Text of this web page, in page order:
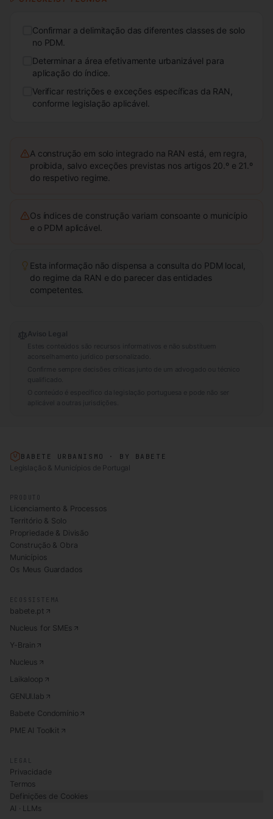
Confirmar a delimitação das diferentes classes de solo
no PDM.
Determinar a área efetivamente urbanizável para
aplicação do índice.
Verificar restrições e exceções específicas da RAN,
conforme legislação aplicável.
A construção em solo integrado na RAN está, em regra,
proibida, salvo exceções previstas nos artigos 20.º e 21.º
do respetivo regime.
Os índices de construção variam consoante o município
e o PDM aplicável.
Esta informação não dispensa a consulta do PDM local,
do regime da RAN e do parecer das entidades
competentes.
Aviso Legal
Estes conteúdos são recursos informativos e não substituem
aconselhamento jurídico personalizado.
Confirme sempre decisões críticas junto de um advogado ou técnico
qualificado.
O conteúdo é específico da legislação portuguesa e pode não ser
aplicável a outras jurisdições.
BABETE URBANISMO · BY BABETE
Legislação & Municípios de Portugal
PRODUTO
Licenciamento & Processos
Território & Solo
Propriedade & Divisão
Construção & Obra
Municípios
Os Meus Guardados
ECOSSISTEMA
babete.pt
Nucleus for SMEs
Y-Brain
Nucleus
Laikaloop
GENUI.lab
Babete Condomínio
PME AI Toolkit
LEGAL
Privacidade
Termos
Definições de Cookies
AI · LLMs